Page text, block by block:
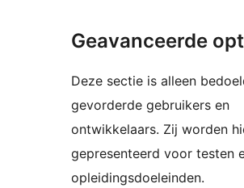
Geavanceerde
Deze sectie is alleen
gevorderde gebruikers en
ontwikkelaars. Zij worden
gepresenteerd voor testen
opleidingsdoeleinden.